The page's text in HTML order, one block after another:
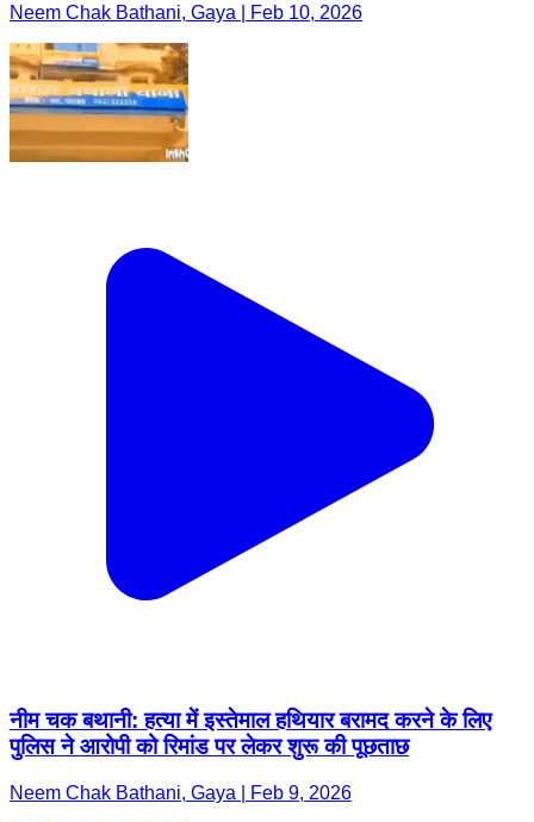
Neem Chak Bathani, Gaya | Feb 10, 2026
नीम चक बथानी: हत्या में इस्तेमाल हथियार बरामद करने के लिए
पुलिस ने आरोपी को रिमांड पर लेकर शुरू की पूछताछ
Neem Chak Bathani, Gaya | Feb 9, 2026